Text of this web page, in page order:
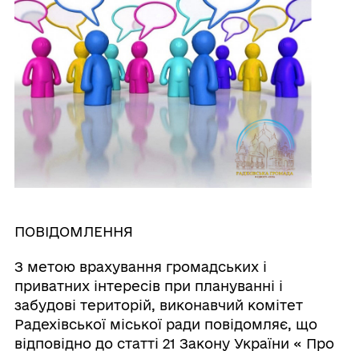
ПОВІДОМЛЕННЯ
З метою врахування громадських і
приватних інтересів при плануванні і
забудові територій, виконавчий комітет
Радехівської міської ради повідомляє, що
відповідно до статті 21 Закону України « Про